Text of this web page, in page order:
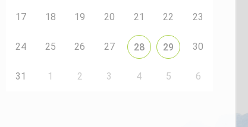
17 18 19 20 21 22 23
24 25 26 27 28 29 30
31 1 2 3 4 5 6